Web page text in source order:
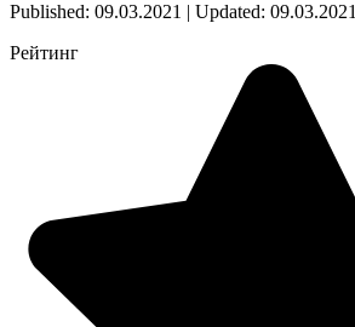
Published: 09.03.2021 | Updated: 09.03.2021
Рейтинг